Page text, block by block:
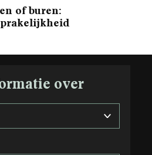
of buren:
over